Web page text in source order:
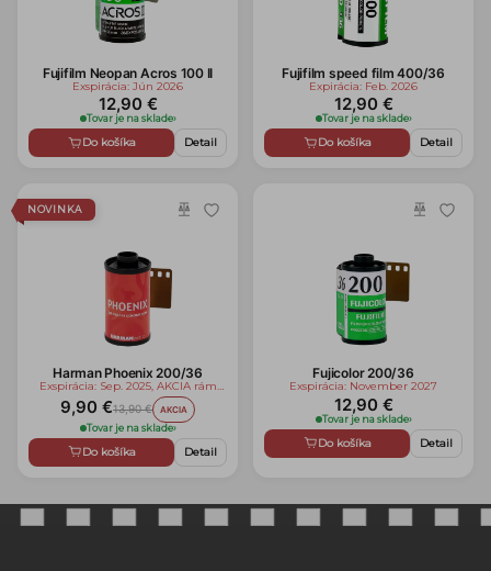
Fujifilm Neopan Acros 100 II
Exspirácia: Jún 2026
12,90 €
Tovar je na sklade›
Do košíka Detail
Fujifilm speed film 400/36
Expirácia: Feb. 2026
12,90 €
Tovar je na sklade›
Do košíka Detail
NOVINKA
Harman Phoenix 200/36
Exspirácia: Sep. 2025, AKCIA rám
zadarmo
9,90 €13,90 € AKCIA
Tovar je na sklade›
Do košíka Detail
Fujicolor 200/36
Exspirácia: November 2027
12,90 €
Tovar je na sklade›
Do košíka Detail